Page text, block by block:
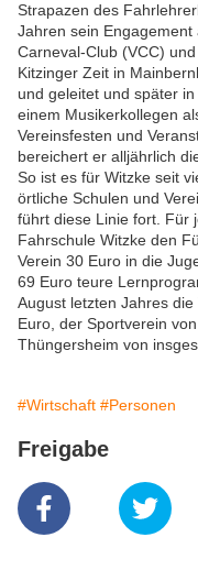
Strapazen des
Jahren sein
Carneval-Club (VCC)
Kitzinger Zeit in
und geleitet und später
einem Musikerkollegen
Vereinsfesten und
bereichert er alljährlich
So ist es für Witzke seit
örtliche Schulen und
führt diese Linie fort. Für
Fahrschule Witzke den
Verein 30 Euro in die
69 Euro teure
August letzten Jahres
Euro, der Sportverein
Thüngersheim von
#Wirtschaft #Personen
Freigabe